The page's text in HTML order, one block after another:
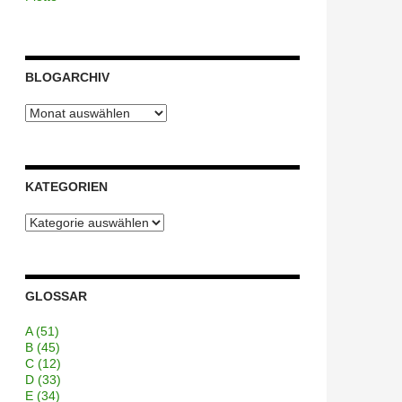
BLOGARCHIV
Blogarchiv
KATEGORIEN
Kategorien
GLOSSAR
A(51)
B (45)
C (12)
D (33)
E (34)